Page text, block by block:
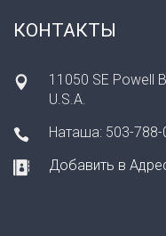
КОНТАКТЫ
11050 SE Powell
U.S.A.
Наташа: 503-788-
Добавить в